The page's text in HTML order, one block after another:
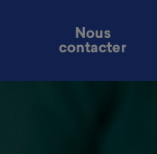
Nous
contacter